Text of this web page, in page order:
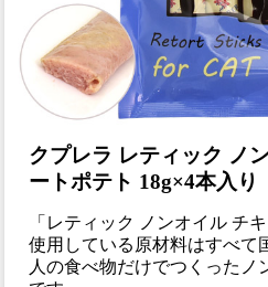
クプレラ レティック ノ
ートポテト 18g×4本入り
「レティック ノンオイル チ
使用している原材料はすべて
人の食べ物だけでつくったノ